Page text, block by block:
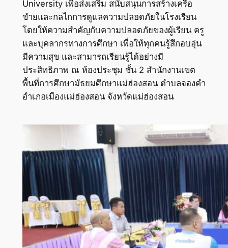
University เพื่อส่งเสริม สนับสนุนการสร้างเครือ
ขำยและกลไกการดูแลความปลอดภัยในโรงเรียน
โดยให้ความสำคัญกับความปลอดภัยของผู้เรียน ครู
และบุคลากรทางการศึกษา เพื่อให้ทุกคนรู้สึกอบอุ่น
มีความสุข และสามารถเรียนรู้ได้อย่างมี
ประสิทธิภาพ ณ ห้องประชุม ชั้น 2 สำนักงานเขต
พื้นที่การศึกษามัธยมศึกษาแม่ฮ่องสอน ตำบลจองคำ
อำเภอเมืองแม่ฮ่องสอน จังหวัดแม่ฮ่องสอน